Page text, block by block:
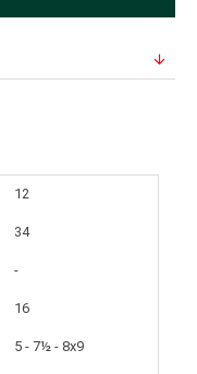
12
34
-
16
5 - 7½ - 8x9